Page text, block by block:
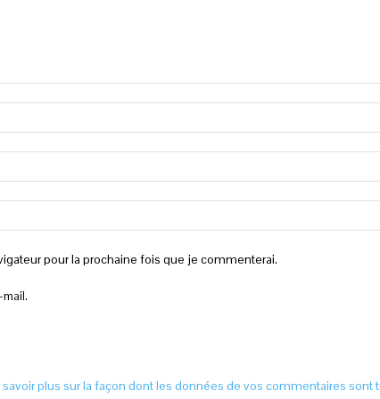
pour la prochaine fois que je commenterai.
mail.
savoir plus sur la façon dont les données de vos commentaires sont